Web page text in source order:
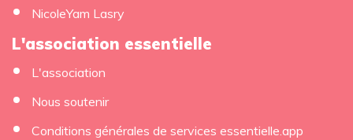
NicoleYam Lasry
L'association essentielle
L'association
Nous soutenir
Conditions générales de services essentielle.app